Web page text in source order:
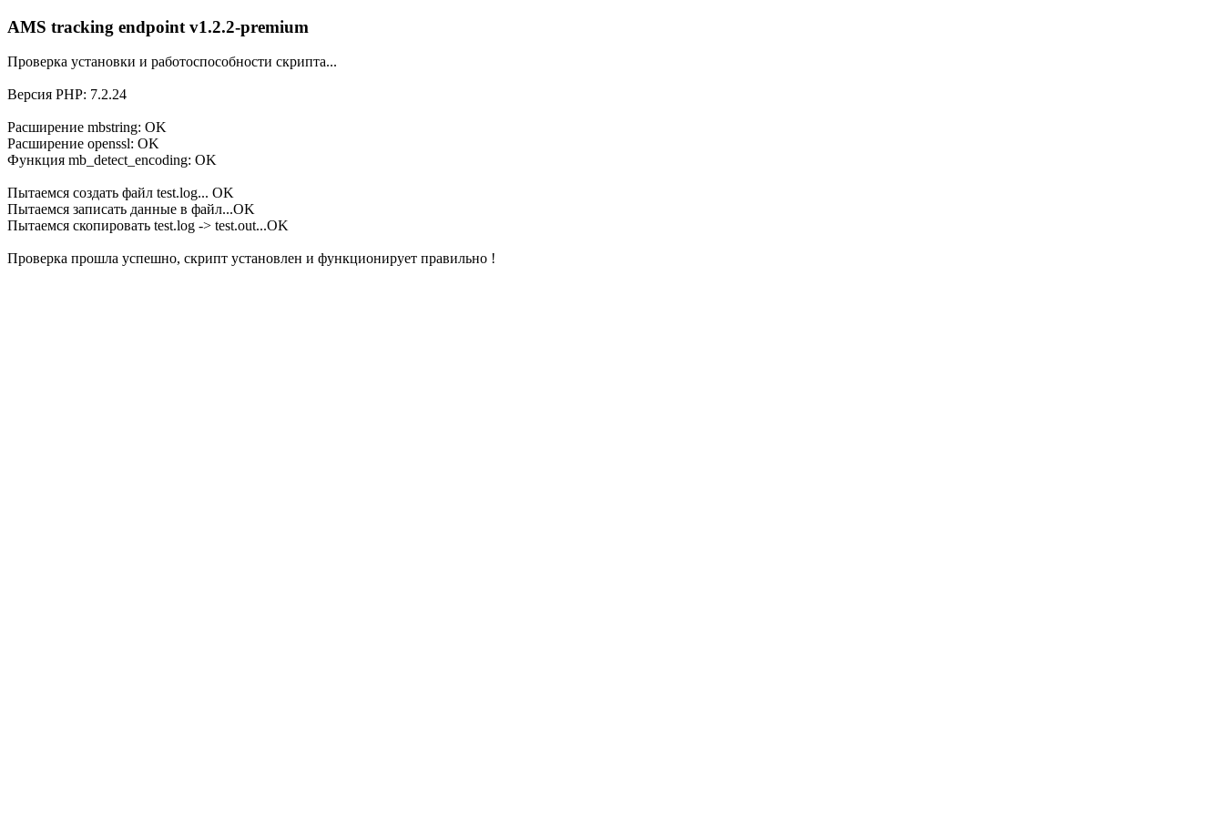
AMS tracking endpoint v1.2.2-premium
Проверка установки и работоспособности скрипта...
Версия PHP: 7.2.24
Расширение mbstring: OK
Расширение openssl: OK
Функция mb_detect_encoding: OK
Пытаемся создать файл test.log... OK
Пытаемся записать данные в файл...OK
Пытаемся скопировать test.log -> test.out...OK
Проверка прошла успешно, скрипт установлен и функционирует правильно !